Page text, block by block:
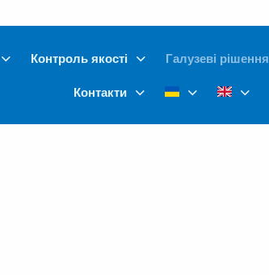
Контроль якості Галузеві рішення
Контакти